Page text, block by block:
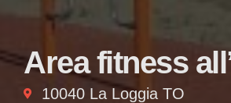
Area fitness
10040 La Loggia TO